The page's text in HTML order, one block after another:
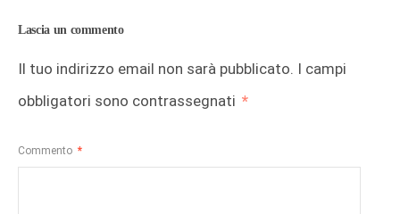
Lascia un commento
Il tuo indirizzo email non sarà pubblicato. I campi
obbligatori sono contrassegnati *
Commento *